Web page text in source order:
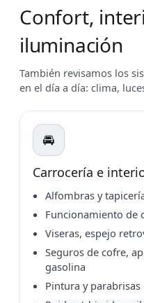
Confort,
iluminación
También revisamos los
en el día a día: clima,
🚘
Carrocería e
Alfombras y
Funcionamiento de
Viseras, espejo
Seguros de cofre,
gasolina
Pintura y parabrisas